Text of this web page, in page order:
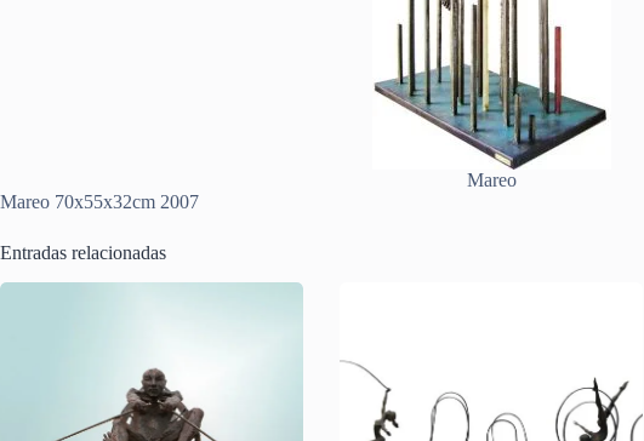
Mareo
Mareo 70x55x32cm 2007
Entradas relacionadas